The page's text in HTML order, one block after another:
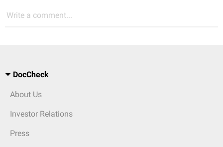
Write a comment...
DocCheck
About Us
Investor Relations
Press